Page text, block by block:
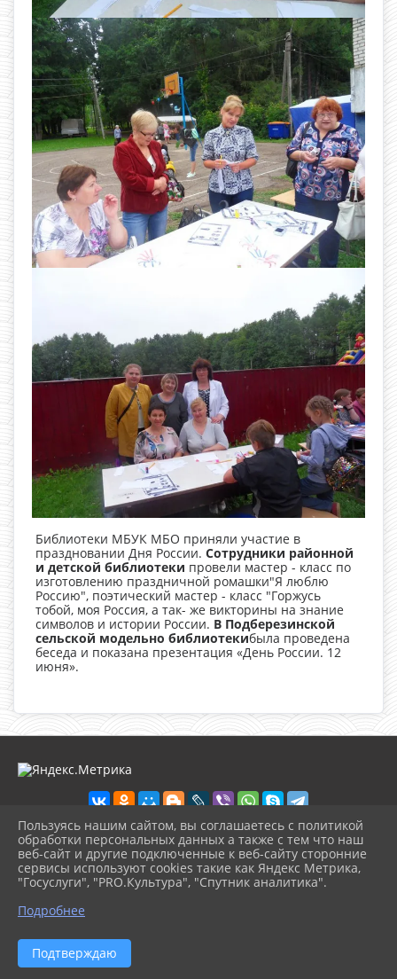
Библиотеки МБУК МБО приняли участие в
праздновании Дня России. Сотрудники районной
и детской библиотеки провели мастер - класс по
изготовлению праздничной ромашки"Я люблю
Россию", поэтический мастер - класс "Горжусь
тобой, моя Россия, а так- же викторины на знание
символов и истории России. В Подберезинской
сельской модельно библиотекибыла проведена
беседа и показана презентация «День России. 12
июня».
2026 г. loknbibl.ru
Вход
Карта сайта
Политика обработки персональных данных
Сделано на KubCMS
Разработка и поддержка
Пользуясь нашим сайтом, вы соглашаетесь с политикой
обработки персональных данных а также с тем что наш
веб-сайт и другие подключенные к веб-сайту сторонние
сервисы используют cookies такие как Яндекс Метрика,
"Госуслуги", "PRO.Культура", "Спутник аналитика".
Подробнее
Подтверждаю